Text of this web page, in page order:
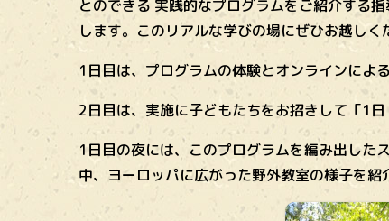
とのできる 実践的なプログラムをご紹介する
します。このリアルな学びの場にぜひお越しく
1日目は、プログラムの体験とオンラインによ
2日目は、実施に子どもたちをお招きして「1
1日目の夜には、このプログラムを編み出した
中、ヨーロッパに広がった野外教室の様子を紹